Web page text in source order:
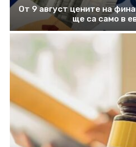
От 9 август цените на
ще са само в